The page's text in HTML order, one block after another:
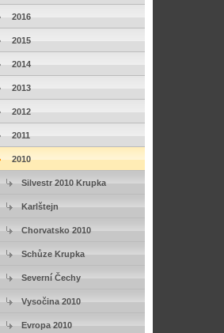
2016
2015
2014
2013
2012
2011
2010
Silvestr 2010 Krupka
Karlštejn
Chorvatsko 2010
Schůze Krupka
Severní Čechy
Vysočina 2010
Evropa 2010